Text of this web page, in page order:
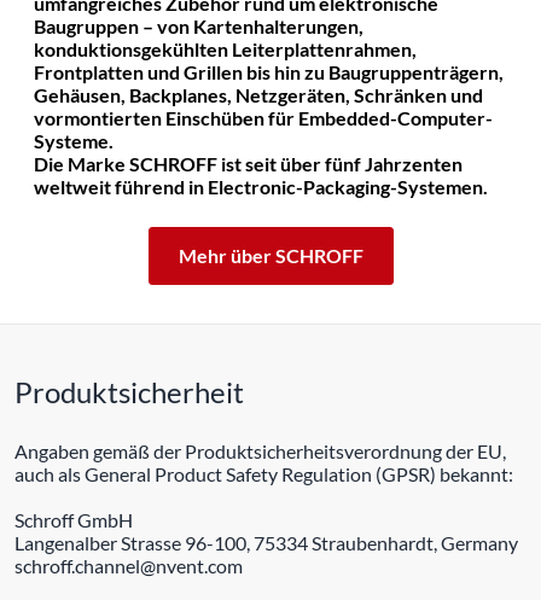
Baugruppen – von Kartenhalterungen,
konduktionsgekühlten Leiterplattenrahmen,
Frontplatten und Grillen bis hin zu Baugruppenträgern,
Gehäusen, Backplanes, Netzgeräten, Schränken und
vormontierten Einschüben für Embedded-Computer-
Systeme.
Die Marke SCHROFF ist seit über fünf Jahrzenten
weltweit führend in Electronic-Packaging-Systemen.
Mehr über SCHROFF
Produktsicherheit
Angaben gemäß der Produktsicherheitsverordnung der EU,
auch als General Product Safety Regulation (GPSR) bekannt:
Schroff GmbH
Langenalber Strasse 96-100, 75334 Straubenhardt, Germany
schroff.channel@nvent.com